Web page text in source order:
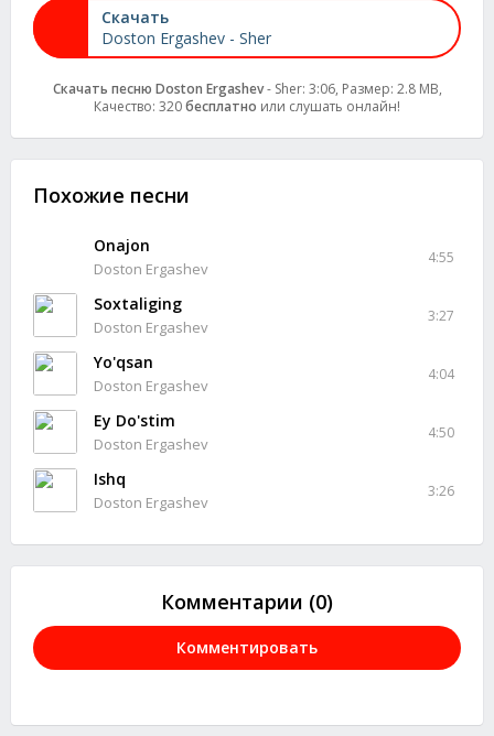
Скачать
Doston Ergashev - Sher
Скачать песню Doston Ergashev- Sher: 3:06, Размер: 2.8 MB,
Качество: 320бесплатно или слушать онлайн!
Похожие песни
Onajon
Doston Ergashev
4:55
Soxtaliging
Doston Ergashev
3:27
Yo'qsan
Doston Ergashev
4:04
Ey Do'stim
Doston Ergashev
4:50
Ishq
Doston Ergashev
3:26
Комментарии (0)
Комментировать